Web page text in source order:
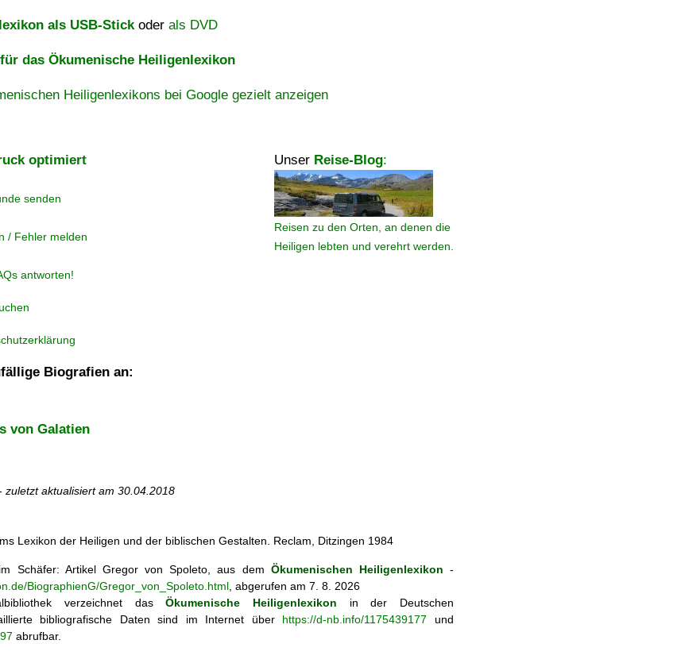
als USB-Stickoder als DVD
das Ökumenische Heiligenlexikon
Heiligenlexikons bei Google gezielt anzeigen
optimiert Unser Reise-Blog:
Reisen zu den Orten, an denen die
Heiligen lebten und verehrt werden.
senden
/ Fehler melden
antworten!
Biografien an:
von Galatien
zuletzt aktualisiert am 30.04.2018
Lexikon der Heiligen und der biblischen Gestalten. Reclam, Ditzingen 1984
Schäfer: Artikel Gregor von Spoleto, aus dem Ökumenischen Heiligenlexikon -
BiographienG/Gregor_von_Spoleto.html , abgerufen am 7. 8. 2026
verzeichnet dasÖkumenische Heiligenlexikon in der Deutschen
bibliografische Daten sind im Internet über https://d-nb.info/1175439177 und
abrufbar.